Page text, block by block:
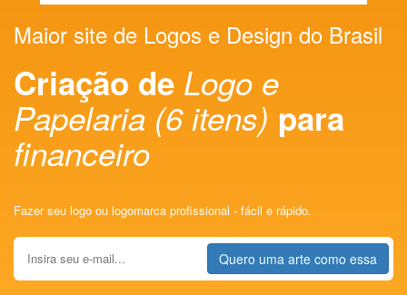
Maior site de Logos e Design do Brasil
Criação de Logo e
Papelaria (6 itens) para
financeiro
Fazer seu logo ou logomarca profissional - fácil e rápido.
Quero uma arte como essa